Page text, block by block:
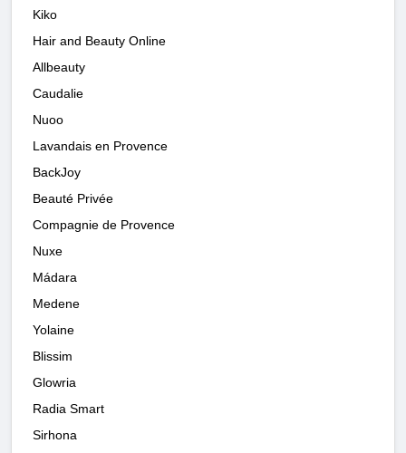
Kiko
Hair and Beauty Online
Allbeauty
Caudalie
Nuoo
Lavandais en Provence
BackJoy
Beauté Privée
Compagnie de Provence
Nuxe
Mádara
Medene
Yolaine
Blissim
Glowria
Radia Smart
Sirhona